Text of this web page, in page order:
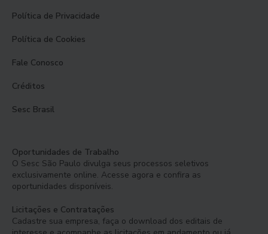
Política de Privacidade
Política de Cookies
Fale Conosco
Créditos
Sesc Brasil
Oportunidades de Trabalho
O Sesc São Paulo divulga seus processos seletivos
exclusivamente online. Acesse agora e confira as
oportunidades disponíveis.
Licitações e Contratações
Cadastre sua empresa, faça o download dos editais de